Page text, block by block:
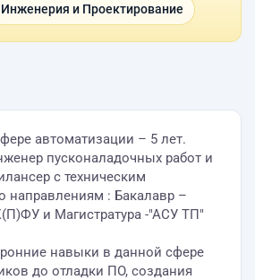
Инженерия и Проектирование
автоматизации – 5 лет.
пусконаладочных работ и
с техническим
направлениям : Бакалавр –
и Магистратура -"АСУ ТП"
навыки в данной сфере
до отладки ПО, создания